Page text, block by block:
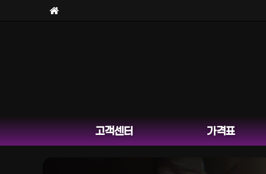
고객센터 가격표